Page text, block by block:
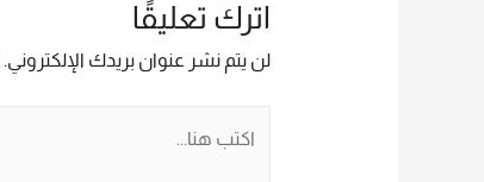
اترك تعليقًا
لن يتم نشر عنوان بريدك الإلكتروني.